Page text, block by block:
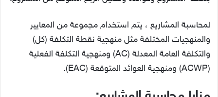
لمحاسبة المشاريع ، يتم استخدام مجموعة من المعايير
والمنهجيات المختلفة مثل منهجية نقطة التكلفة (كل)
والتكلفة العامة المعدلة (AC) ومنهجية التكلفة الفعلية
(ACWP) ومنهجية العوائد المتوقعة (EAC).